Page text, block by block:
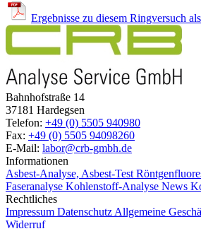
Ergebnisse zu diesem Ringversuch
Bahnhofstraße 14
37181 Hardegsen
Telefon: +49 (0) 5505 940980
Fax: +49 (0) 5505 94098260
E-Mail: labor@crb-gmbh.de
Informationen
Asbest-Analyse, Asbest-Test
Faseranalyse Kohlenstoff-Analyse News
Rechtliches
Impressum Datenschutz Allgemeine
Widerruf